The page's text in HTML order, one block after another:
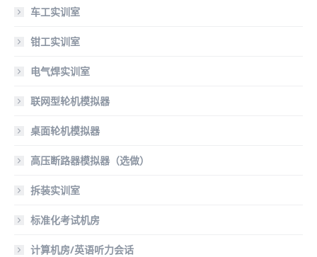
车工实训室
钳工实训室
电气焊实训室
联网型轮机模拟器
桌面轮机模拟器
高压断路器模拟器（选做）
拆装实训室
标准化考试机房
计算机房/英语听力会话